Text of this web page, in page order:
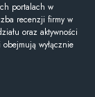
portalach w
recenzji firmy w
oraz aktywności
wyłącznie